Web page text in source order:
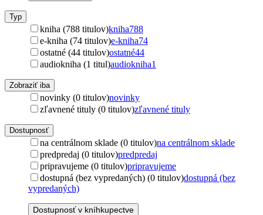
Typ
kniha (788 titulov)kniha788
e-kniha (74 titulov)e-kniha74
ostatné (44 titulov)ostatné44
audiokniha (1 titul)audiokniha1
Zobraziť iba
novinky (0 titulov)novinky
zľavnené tituly (0 titulov)zľavnené tituly
Dostupnosť
na centrálnom sklade (0 titulov)na centrálnom sklade
predpredaj (0 titulov)predpredaj
pripravujeme (0 titulov)pripravujeme
dostupná (bez vypredaných) (0 titulov)dostupná (bez
vypredaných)
Dostupnosť v kníhkupectve